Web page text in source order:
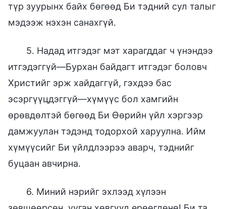
түр зуурынх байх бөгөөд Би тэдний сул талыг
мэдээж нэхэн санахгүй.
5. Надад итгэдэг мэт харагддаг ч үнэндээ
итгэдэггүй—Бурхан байдагт итгэдэг боловч
Христийг эрж хайдаггүй, гэхдээ бас
эсэргүүцдэггүй—хүмүүс бол хамгийн
өрөвдөлтэй бөгөөд Би Өөрийн үйл хэргээр
дамжуулан тэдэнд тодорхой харуулна. Ийм
хүмүүсийг Би үйлдлээрээ аварч, тэднийг
буцаан авчирна.
6. Миний нэрийг эхлээд хүлээн